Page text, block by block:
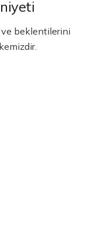
beklentilerini